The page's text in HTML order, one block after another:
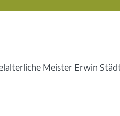
Meister Erwin